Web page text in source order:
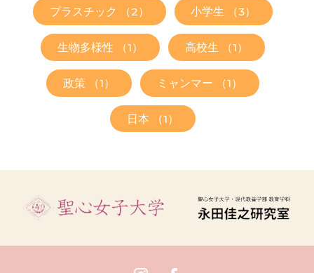
プラスチック （2） 小学生 （3）
生物多様性 （1） 高校生 （1）
政策 （1） ミャンマー （1）
日本 （1）